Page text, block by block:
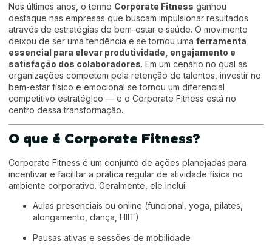
Nos últimos anos, o termo Corporate Fitness ganhou
destaque nas empresas que buscam impulsionar resultados
através de estratégias de bem-estar e saúde. O movimento
deixou de ser uma tendência e se tornou uma ferramenta
essencial para elevar produtividade, engajamento e
satisfação dos colaboradores. Em um cenário no qual as
organizações competem pela retenção de talentos, investir no
bem-estar físico e emocional se tornou um diferencial
competitivo estratégico — e o Corporate Fitness está no
centro dessa transformação.
O que é Corporate Fitness?
Corporate Fitness é um conjunto de ações planejadas para
incentivar e facilitar a prática regular de atividade física no
ambiente corporativo. Geralmente, ele inclui:
Aulas presenciais ou online (funcional, yoga, pilates,
alongamento, dança, HIIT)
Pausas ativas e sessões de mobilidade